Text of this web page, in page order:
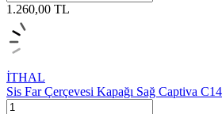
1.260,00 TL
İTHAL
Sis Far Çerçevesi Kapağı Sağ Captiva